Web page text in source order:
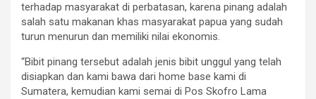
terhadap masyarakat di perbatasan, karena pinang adalah
salah satu makanan khas masyarakat papua yang sudah
turun menurun dan memiliki nilai ekonomis.
“Bibit pinang tersebut adalah jenis bibit unggul yang telah
disiapkan dan kami bawa dari home base kami di
Sumatera, kemudian kami semai di Pos Skofro Lama